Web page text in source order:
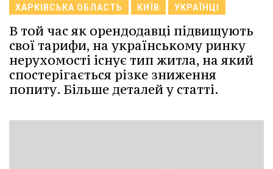
ХАРКІВСЬКА ОБЛАСТЬ КИЇВ УКРАЇНЦІ
В той час як орендодавці підвищують
свої тарифи, на українському ринку
нерухомості існує тип житла, на який
спостерігається різке зниження
попиту. Більше деталей у статті.